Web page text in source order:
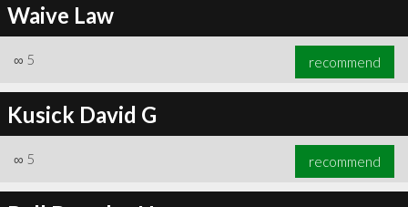
Waive Law
∞ 5 recommend
Kusick David G
∞ 5 recommend